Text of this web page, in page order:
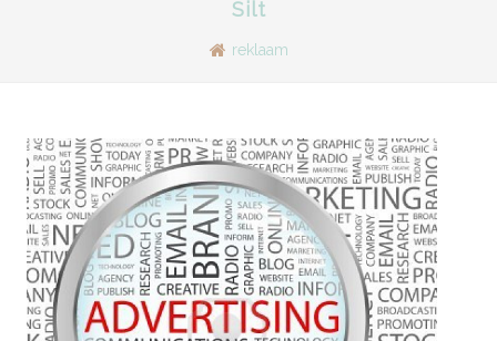
Silt
reklaam